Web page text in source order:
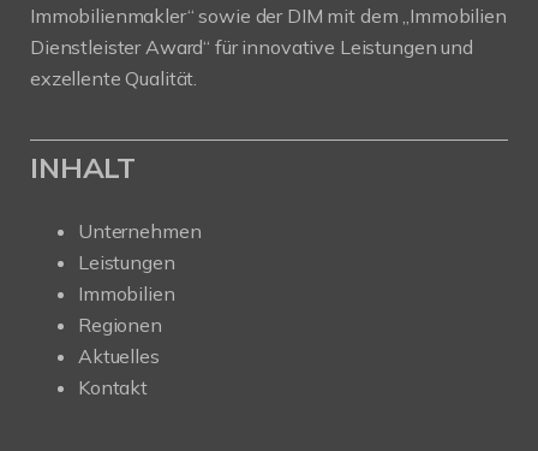
Immobilienmakler“ sowie der DIM mit dem „Immobilien
Dienstleister Award“ für innovative Leistungen und
exzellente Qualität.
INHALT
Unternehmen
Leistungen
Immobilien
Regionen
Aktuelles
Kontakt